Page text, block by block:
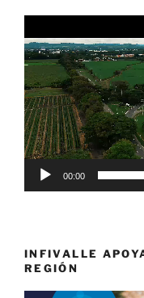
de
vídeo
00:00
INFIVALLE
REGIÓN